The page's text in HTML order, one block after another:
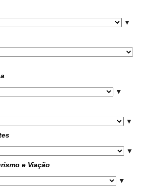
▼
▼
▼
▼
e Viação
▼